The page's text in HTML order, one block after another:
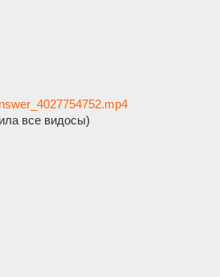
все видосы)